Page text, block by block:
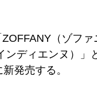
（ゾファ
ンディエンヌ）」
発売する。